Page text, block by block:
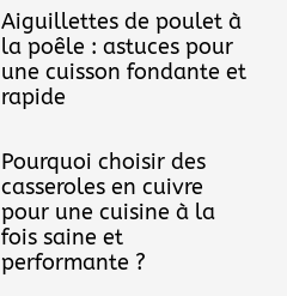
Aiguillettes de poulet à
la poêle : astuces pour
une cuisson fondante et
rapide
Pourquoi choisir des
casseroles en cuivre
pour une cuisine à la
fois saine et
performante ?